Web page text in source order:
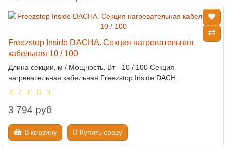
Freezstop Inside DACHA. Секция нагревательная
кабельная 10 / 100
Длина секции, м / Мощность, Вт - 10 / 100 Секция
нагревательная кабельная Freezstop Inside DACH..
3 794 руб
В корзину Купить сразу